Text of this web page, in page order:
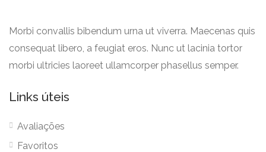
Morbi convallis bibendum urna ut viverra. Maecenas quis
consequat libero, a feugiat eros. Nunc ut lacinia tortor
morbi ultricies laoreet ullamcorper phasellus semper.
Links úteis
Avaliações
Favoritos